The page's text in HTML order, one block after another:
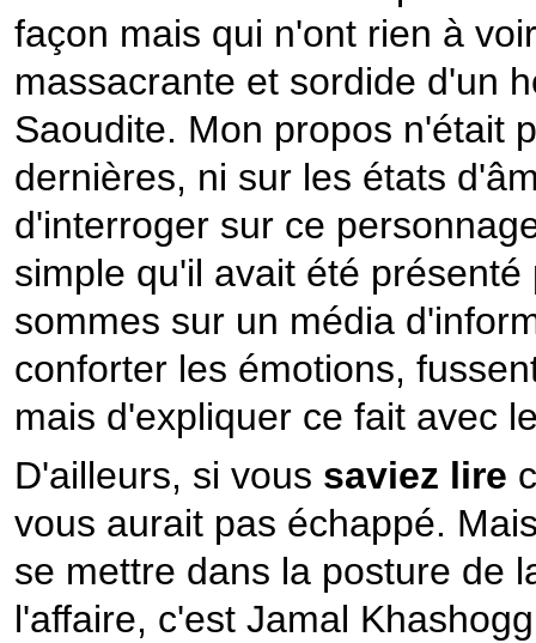
façon mais qui n'ont rien à
massacrante et sordide d'un
Saoudite. Mon propos n'était
dernières, ni sur les états
d'interroger sur ce
simple qu'il avait été
sommes sur un média
conforter les émotions,
mais d'expliquer ce fait avec
D'ailleurs, si vous saviez lire
vous aurait pas échappé.
se mettre dans la posture de
l'affaire, c'est Jamal